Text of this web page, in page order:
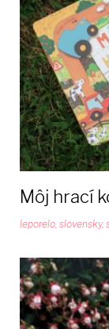
Môj hrací
leporelo, slovensky,